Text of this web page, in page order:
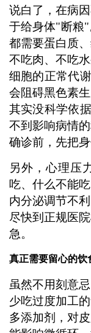
说白了，在病
于给身体"断粮
都需要蛋白质
不吃肉、不吃
细胞的正常代
会阻碍黑色素
其实没科学依
不到影响病情
确诊前，先把
另外，心理压
吃、什么不能
内分泌调节不
尽快到正规医
急。
真正需要留心的饮
虽然不用刻意
少吃过度加工
多添加剂，对